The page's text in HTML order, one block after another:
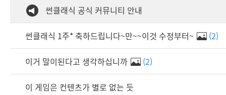
썬클래식 공식 커뮤니티 안내
썬클래식 1주* 축하드립니다~만~~이것 수정부터~ (2)
이거 말이된다고 생각하십니까 (2)
이 게임은 컨텐츠가 별로 없는 듯